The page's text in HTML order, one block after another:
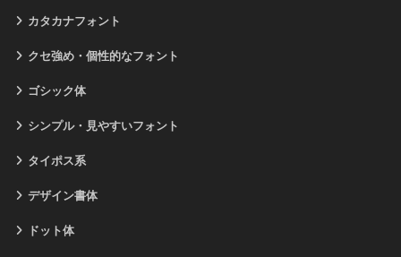
カタカナフォント
クセ強め・個性的なフォント
ゴシック体
シンプル・見やすいフォント
タイポス系
デザイン書体
ドット体